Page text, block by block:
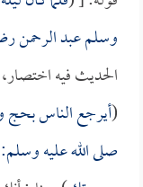
وسلمعبد الرحمن
الحديث فيه
(أيرجع الناس بحج
صلى الله عليه